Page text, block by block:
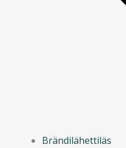
Brändilähettiläs